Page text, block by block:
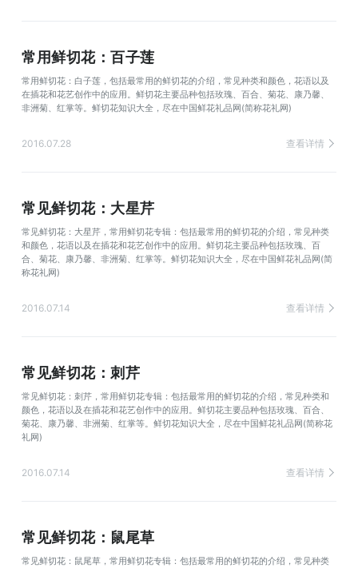
常用鲜切花：百子莲
常用鲜切花：白子莲，包括最常用的鲜切花的介绍，常见种类和颜色，花语以及
在插花和花艺创作中的应用。鲜切花主要品种包括玫瑰、百合、菊花、康乃馨、
非洲菊、红掌等。鲜切花知识大全，尽在中国鲜花礼品网(简称花礼网)
2016.07.28 查看详情
常见鲜切花：大星芹
常见鲜切花：大星芹，常用鲜切花专辑：包括最常用的鲜切花的介绍，常见种类
和颜色，花语以及在插花和花艺创作中的应用。鲜切花主要品种包括玫瑰、百
合、菊花、康乃馨、非洲菊、红掌等。鲜切花知识大全，尽在中国鲜花礼品网(简
称花礼网)
2016.07.14 查看详情
常见鲜切花：刺芹
常见鲜切花：刺芹，常用鲜切花专辑：包括最常用的鲜切花的介绍，常见种类和
颜色，花语以及在插花和花艺创作中的应用。鲜切花主要品种包括玫瑰、百合、
菊花、康乃馨、非洲菊、红掌等。鲜切花知识大全，尽在中国鲜花礼品网(简称花
礼网)
2016.07.14 查看详情
常见鲜切花：鼠尾草
常见鲜切花：鼠尾草，常用鲜切花专辑：包括最常用的鲜切花的介绍，常见种类